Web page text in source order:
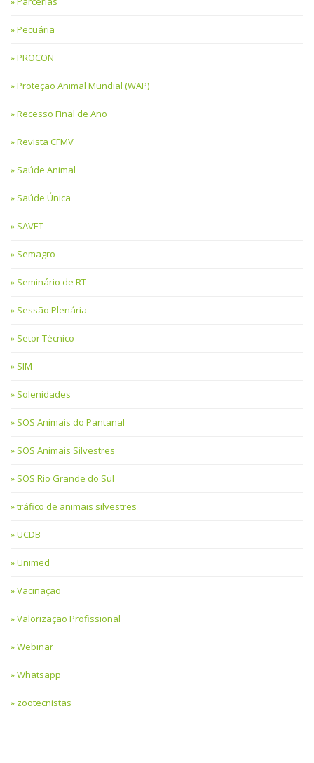
Pecuária
PROCON
Proteção Animal Mundial (WAP)
Recesso Final de Ano
Revista CFMV
Saúde Animal
Saúde Única
SAVET
Semagro
Seminário de RT
Sessão Plenária
Setor Técnico
SIM
Solenidades
SOS Animais do Pantanal
SOS Animais Silvestres
SOS Rio Grande do Sul
tráfico de animais silvestres
UCDB
Unimed
Vacinação
Valorização Profissional
Webinar
Whatsapp
zootecnistas